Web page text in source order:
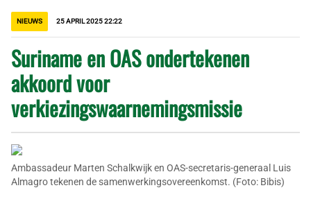
NIEUWS 25 APRIL 2025 22:22
Suriname en OAS ondertekenen
akkoord voor
verkiezingswaarnemingsmissie
Ambassadeur Marten Schalkwijk en OAS-secretaris-generaal Luis
Almagro tekenen de samenwerkingsovereenkomst. (Foto: Bibis)